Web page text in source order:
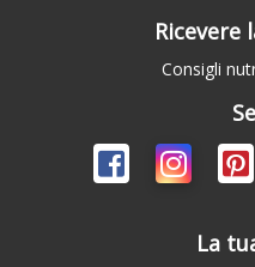
Ricevere
Consigli
La